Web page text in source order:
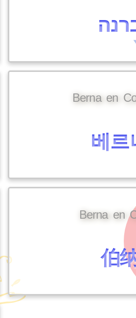
Berna en
베르
Berna en
伯